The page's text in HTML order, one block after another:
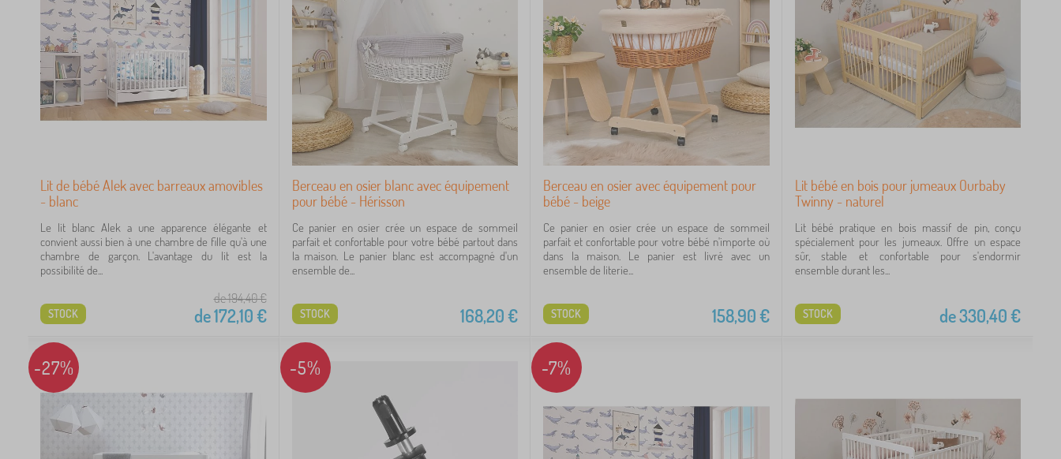
Lit de bébé Alek avec barreaux amovibles
- blanc
Le lit blanc Alek a une apparence élégante et
convient aussi bien à une chambre de fille qu'à une
chambre de garçon. L'avantage du lit est la
possibilité de...
de 194,40€
de172,10€
STOCK
Berceau en osier blanc avec équipement
pour bébé - Hérisson
Ce panier en osier crée un espace de sommeil
parfait et confortable pour votre bébé partout dans
la maison. Le panier blanc est accompagné d'un
ensemble de...
168,20€
STOCK
Berceau en osier avec équipement pour
bébé - beige
Ce panier en osier crée un espace de sommeil
parfait et confortable pour votre bébé n'importe où
dans la maison. Le panier est livré avec un
ensemble de literie...
158,90€
STOCK
Lit bébé en bois pour jumeaux Ourbaby
Twinny - naturel
Lit bébé pratique en bois massif de pin, conçu
spécialement pour les jumeaux. Offre un espace
sûr, stable et confortable pour s'endormir
ensemble durant les...
de330,40€
STOCK
-27% -5% -7%